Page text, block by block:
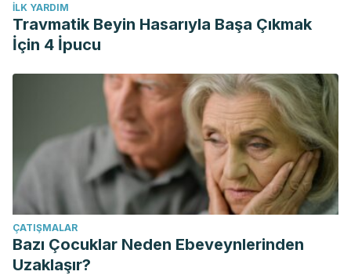
İLK YARDIM
Travmatik Beyin Hasarıyla Başa Çıkmak
İçin 4 İpucu
ÇATIŞMALAR
Bazı Çocuklar Neden Ebeveynlerinden
Uzaklaşır?